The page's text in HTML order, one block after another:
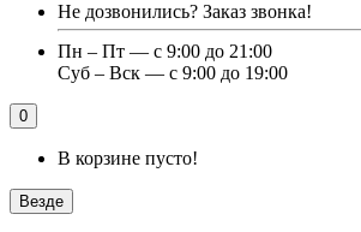
Не дозвонились? Заказ звонка!
Пн – Пт — с 9:00 до 21:00
Суб – Вск — с 9:00 до 19:00
0
В корзине пусто!
Везде